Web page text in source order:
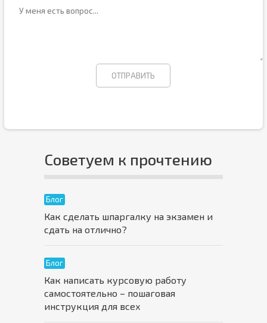
Советуем к прочтению
Блог
Как сделать шпаргалку на экзамен и
сдать на отлично?
Блог
Как написать курсовую работу
самостоятельно – пошаговая
инструкция для всех